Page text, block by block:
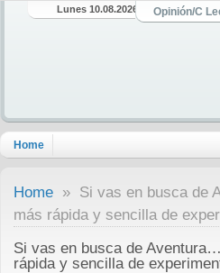
Lunes 10.08.2026 Opinión/C
Home
Home » Si vas en busca de
más rápida y sencilla de
Si vas en busca de
rápida y sencilla de